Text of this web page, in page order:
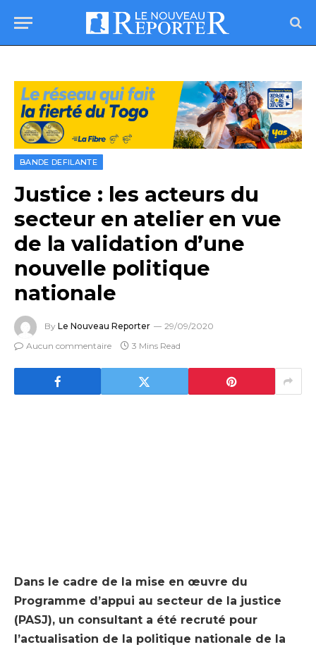
BANDE DEFILANTE
Justice : les acteurs du
secteur en atelier en vue
de la validation d’une
nouvelle politique
nationale
By Le Nouveau Reporter
29/09/2020
Aucun commentaire
3 Mins Read
Dans le cadre de la mise en œuvre du
Programme d’appui au secteur de la justice
(PASJ), un consultant a été recruté pour
l’actualisation de la politique nationale de la